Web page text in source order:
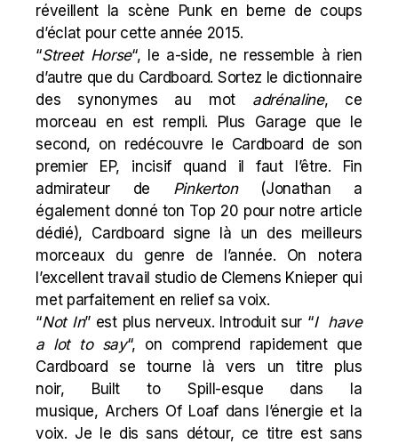
réveillent la scène Punk en berne de coups
d’éclat pour cette année 2015.
“Street Horse“, le a-side, ne ressemble à rien
d’autre que du Cardboard. Sortez le dictionnaire
des synonymes au mot adrénaline, ce
morceau en est rempli. Plus Garage que le
second, on redécouvre le Cardboard de son
premier EP, incisif quand il faut l’être. Fin
admirateur de Pinkerton
(Jonathan a
également donné ton Top 20 pour notre article
dédié), Cardboard signe là un des meilleurs
morceaux du genre de l’année. On notera
l’excellent travail studio de Clemens Knieper qui
met parfaitement en relief sa voix.
“Not In” est plus nerveux. Introduit sur “I have
a lot to say“, on comprend rapidement que
Cardboard se tourne là vers un titre plus
noir,
Built to Spill -esque dans la
musique, Archers Of Loaf dans l’énergie et la
voix. Je le dis sans détour, ce titre est sans